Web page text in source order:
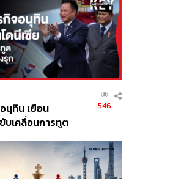
นุทิน เยือน
บเคลื่อนการทูต
ตร์ไทย –
546